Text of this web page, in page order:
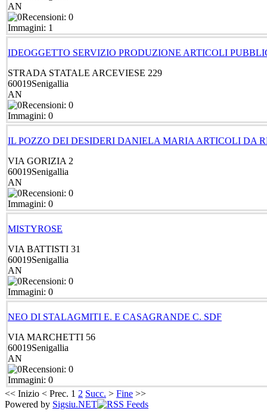
AN
Recensioni: 0
Immagini: 1
IDEOGGETTO SERVIZIO PRODUZIONE ARTICOLI
STRADA STATALE ARCEVIESE 229
60019Senigallia
AN
Recensioni: 0
Immagini: 0
IL POZZO DEI DESIDERI DANIELA MARIA ARTICOLI DA
VIA GORIZIA 2
60019Senigallia
AN
Recensioni: 0
Immagini: 0
MISTYROSE
VIA BATTISTI 31
60019Senigallia
AN
Recensioni: 0
Immagini: 0
NEO DI STALAGMITI E. E CASAGRANDE C. SDF
VIA MARCHETTI 56
60019Senigallia
AN
Recensioni: 0
Immagini: 0
<< Inizio < Prec. 1 2 Succ. > Fine >>
Powered by Sigsiu.NET